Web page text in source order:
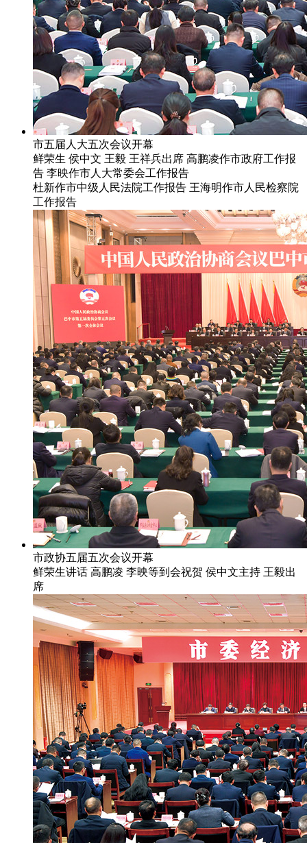
市五届人大五次会议开幕
鲜荣生 侯中文 王毅 王祥兵出席 高鹏凌作市政府工作报
告 李映作市人大常委会工作报告
杜新作市中级人民法院工作报告 王海明作市人民检察院
工作报告
市政协五届五次会议开幕
鲜荣生讲话 高鹏凌 李映等到会祝贺 侯中文主持 王毅出
席